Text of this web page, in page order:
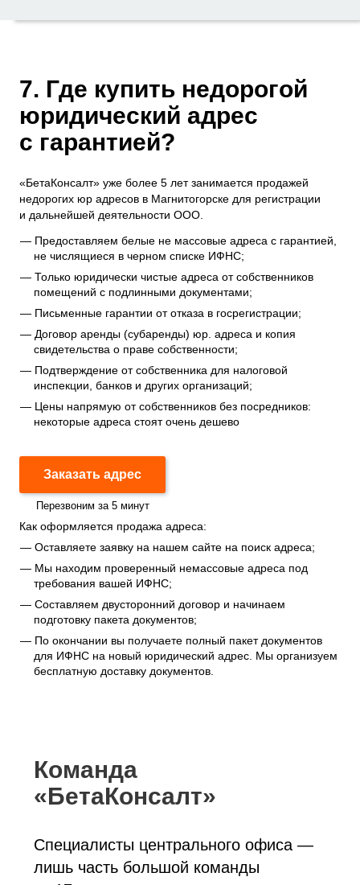
7. Где купить недорогой
юридический адрес
с гарантией?
«БетаКонсалт» уже более 5 лет занимается продажей
недорогих юр адресов в Магнитогорске для регистрации
и дальнейшей деятельности ООО.
Предоставляем белые не массовые адреса с гарантией,
не числящиеся в черном списке ИФНС;
Только юридически чистые адреса от собственников
помещений с подлинными документами;
Письменные гарантии от отказа в госрегистрации;
Договор аренды (субаренды) юр. адреса и копия
свидетельства о праве собственности;
Подтверждение от собственника для налоговой
инспекции, банков и других организаций;
Цены напрямую от собственников без посредников:
некоторые адреса стоят очень дешево
Заказать адрес
Перезвоним за 5 минут
Как оформляется продажа адреса:
Оставляете заявку на нашем сайте на поиск адреса;
Мы находим проверенный немассовые адреса под
требования вашей ИФНС;
Составляем двусторонний договор и начинаем
подготовку пакета документов;
По окончании вы получаете полный пакет документов
для ИФНС на новый юридический адрес. Мы организуем
бесплатную доставку документов.
Команда
«БетаКонсалт»
Специалисты центрального офиса —
лишь часть большой команды